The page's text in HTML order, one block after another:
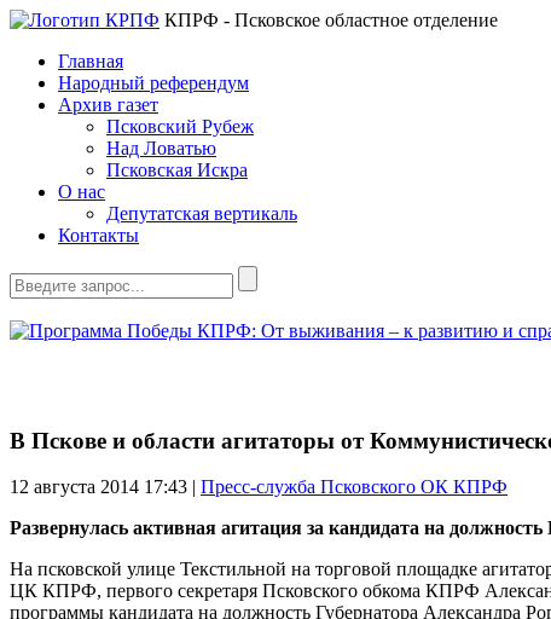
КПРФ - Псковское областное отделение
Главная
Народный референдум
Архив газет
Псковский Рубеж
Над Ловатью
Псковская Искра
О нас
Депутатская вертикаль
Контакты
В Пскове и области агитаторы от
12 августа 2014 17:43 | Пресс-служба Псковского ОК КПРФ
Развернулась активная агитация за кандидата на
На псковской улице Текстильной на торговой площадке
ЦК КПРФ, первого секретаря Псковского обкома КПРФ
программы кандидата на должность Губернатора Александра